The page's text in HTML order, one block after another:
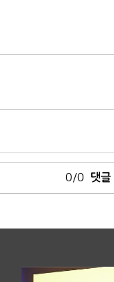
0/0 댓글